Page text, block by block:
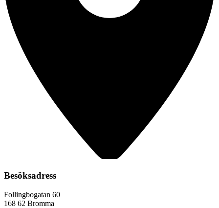
Besöksadress
Follingbogatan 60
168 62 Bromma